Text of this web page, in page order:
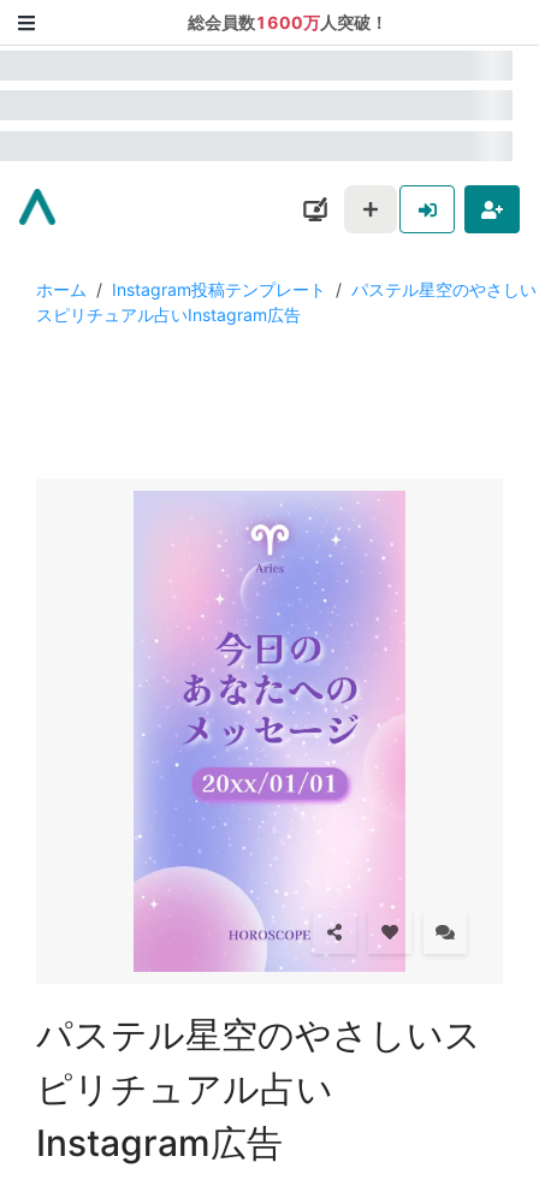
総会員数1600万人突破！
ホーム / Instagram投稿テンプレート / パステル星空のやさしい
スピリチュアル占いInstagram広告
パステル星空のやさしいス
ピリチュアル占い
Instagram広告